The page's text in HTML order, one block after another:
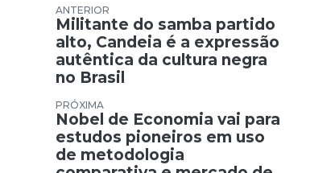
Navegação de Post
Militante do samba partido
alto, Candeia é a expressão
autêntica da cultura negra
no Brasil
Nobel de Economia vai para
estudos pioneiros em uso
de metodologia